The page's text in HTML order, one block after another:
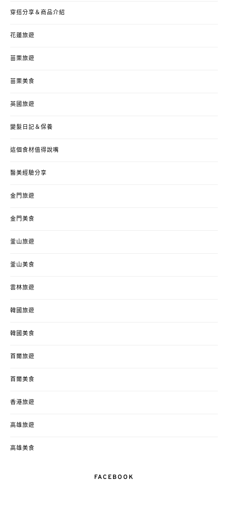
穿搭分享＆商品介紹
花蓮旅遊
苗栗旅遊
苗栗美食
英國旅遊
變髮日記＆保養
這個食材值得說嘴
醫美經驗分享
金門旅遊
金門美食
釜山旅遊
釜山美食
雲林旅遊
韓國旅遊
韓國美食
首爾旅遊
首爾美食
香港旅遊
高雄旅遊
高雄美食
FACEBOOK